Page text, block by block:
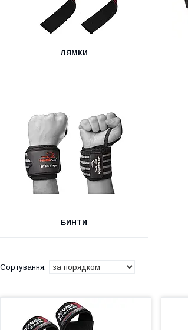
ЛЯМКИ
БИНТИ